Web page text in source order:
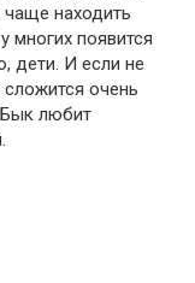
чаще находить
многих появится
дети. И если не
очень
любит